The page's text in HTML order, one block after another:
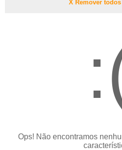
X Remover
Ops! Não encontramos